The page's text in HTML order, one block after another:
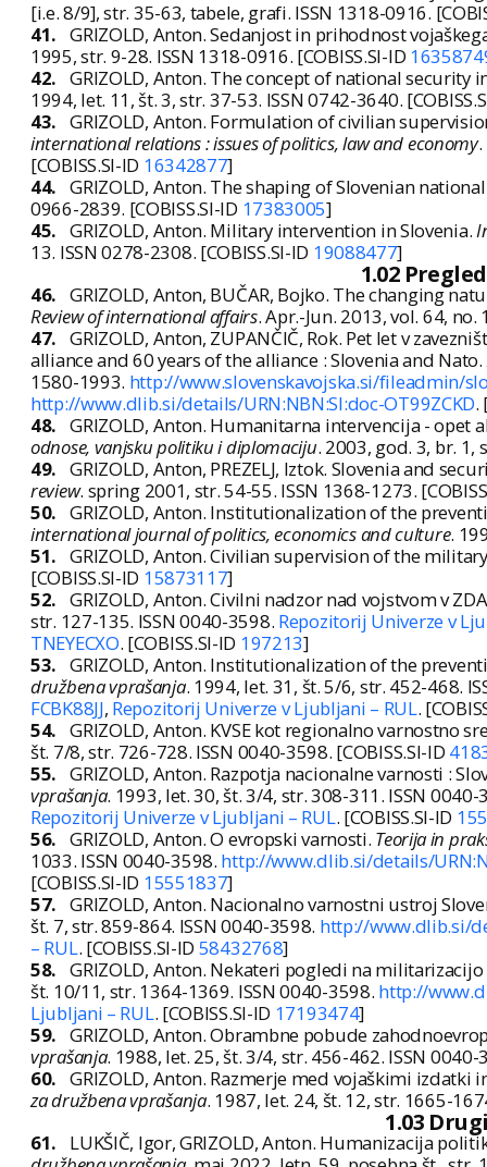
[i.e. 8/9], str. 35-63, tabele, grafi. ISSN 1318-0916.
41. GRIZOLD, Anton. Sedanjost in prihodnost
1995, str. 9-28. ISSN 1318-0916. [COBISS.SI-ID
42. GRIZOLD, Anton. The concept of national
1994, let. 11, št. 3, str. 37-53. ISSN 0742-3640.
43. GRIZOLD, Anton. Formulation of civilian
international relations : issues of politics, law and economy.
[COBISS.SI-ID 16342877]
44. GRIZOLD, Anton. The shaping of Slovenian
0966-2839. [COBISS.SI-ID 17383005]
45. GRIZOLD, Anton. Military intervention in Slovenia.
13. ISSN 0278-2308. [COBISS.SI-ID 19088477]
1.02
46. GRIZOLD, Anton, BUČAR, Bojko. The changing
Review of international affairs. Apr.-Jun. 2013, vol. 64,
47. GRIZOLD, Anton, ZUPANČIČ, Rok. Pet let v
alliance and 60 years of the alliance : Slovenia and Nato.
1580-1993. http://www.slovenskavojska.si/fileadmin/
http://www.dlib.si/details/URN:NBN:SI:doc-OT99ZCKD.
48. GRIZOLD, Anton. Humanitarna intervencija - opet
odnose, vanjsku politiku i diplomaciju. 2003, god. 3, br. 1,
49. GRIZOLD, Anton, PREZELJ, Iztok. Slovenia and
review. spring 2001, str. 54-55. ISSN 1368-1273.
50. GRIZOLD, Anton. Institutionalization of the
international journal of politics, economics and culture.
51. GRIZOLD, Anton. Civilian supervision of the
[COBISS.SI-ID 15873117]
52. GRIZOLD, Anton. Civilni nadzor nad vojstvom v
str. 127-135. ISSN 0040-3598. Repozitorij Univerze v
TNEYECXO. [COBISS.SI-ID 197213]
53. GRIZOLD, Anton. Institutionalization of the
družbena vprašanja. 1994, let. 31, št. 5/6, str. 452-468.
FCBK88JJ, Repozitorij Univerze v Ljubljani – RUL.
54. GRIZOLD, Anton. KVSE kot regionalno varnostno
št. 7/8, str. 726-728. ISSN 0040-3598. [COBISS.SI-ID
55. GRIZOLD, Anton. Razpotja nacionalne varnosti :
vprašanja. 1993, let. 30, št. 3/4, str. 308-311. ISSN
Repozitorij Univerze v Ljubljani – RUL. [COBISS.SI-ID
56. GRIZOLD, Anton. O evropski varnosti. Teorija in
1033. ISSN 0040-3598. http://www.dlib.si/details/
[COBISS.SI-ID 15551837]
57. GRIZOLD, Anton. Nacionalno varnostni ustroj
št. 7, str. 859-864. ISSN 0040-3598. http://www.dlib.si/
– RUL. [COBISS.SI-ID 58432768]
58. GRIZOLD, Anton. Nekateri pogledi na
št. 10/11, str. 1364-1369. ISSN 0040-3598. http://
Ljubljani – RUL. [COBISS.SI-ID 17193474]
59. GRIZOLD, Anton. Obrambne pobude
vprašanja. 1988, let. 25, št. 3/4, str. 456-462. ISSN 0040-
60. GRIZOLD, Anton. Razmerje med vojaškimi
za družbena vprašanja. 1987, let. 24, št. 12, str. 1665-
1.03
61.
LUKŠIČ, Igor, GRIZOLD, Anton. Humanizacija